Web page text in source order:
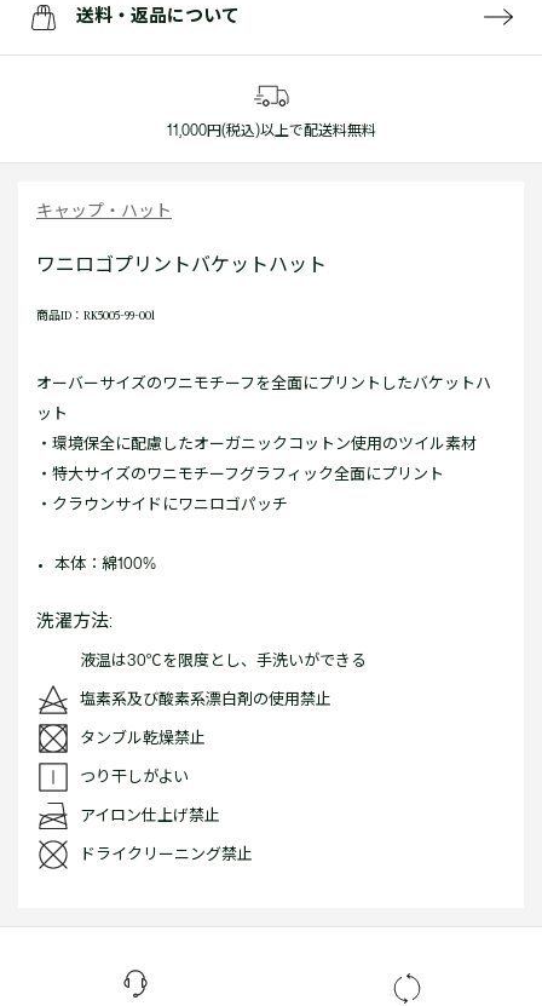
送料・返品について
11,000円(税込)以上で配送料無料
キャップ・ハット
ワニロゴプリントバケットハット
商品ID：RK5005-99-001
オーバーサイズのワニモチーフを全面にプリントしたバケットハ
ット
・環境保全に配慮したオーガニックコットン使用のツイル素材
・特大サイズのワニモチーフグラフィック全面にプリント
・クラウンサイドにワニロゴパッチ
本体：綿100%
洗濯方法:
液温は30℃を限度とし、手洗いができる
塩素系及び酸素系漂白剤の使用禁止
タンブル乾燥禁止
つり干しがよい
アイロン仕上げ禁止
ドライクリーニング禁止